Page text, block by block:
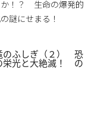
か！？ 生命の爆発的
謎にせまる！